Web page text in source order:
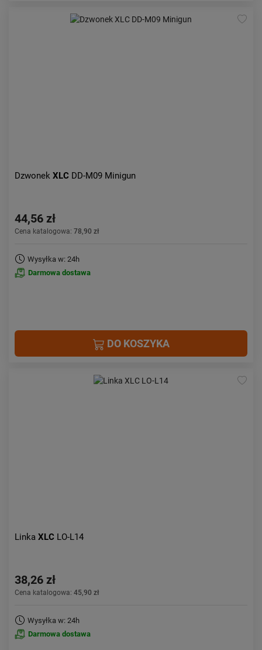
Dzwonek XLC DD-M09 Minigun
44,56 zł
Cena katalogowa: 78,90 zł
Wysyłka w: 24h
Darmowa dostawa
DO KOSZYKA
Linka XLC LO-L14
38,26 zł
Cena katalogowa: 45,90 zł
Wysyłka w: 24h
Darmowa dostawa